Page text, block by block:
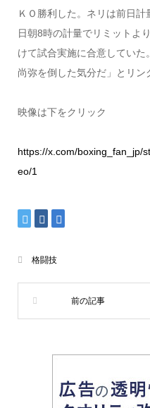
ＫＯ勝利した。ネリは前日
日朝8時の計量でリミットよ
けて試合実施に合意してい
尚弥を倒した気分だ」とリン
映像は下をクリック
https://x.com/boxing_fan_jp/
eo/1
格闘技